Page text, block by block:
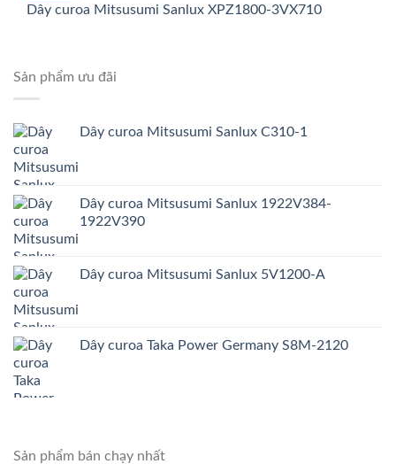
Dây curoa Mitsusumi Sanlux XPZ1800-3VX710
Sản phẩm ưu đãi
Dây curoa Mitsusumi Sanlux C310-1
Dây curoa Mitsusumi Sanlux 1922V384-
1922V390
Dây curoa Mitsusumi Sanlux 5V1200-A
Dây curoa Taka Power Germany S8M-2120
Sản phẩm bán chạy nhất